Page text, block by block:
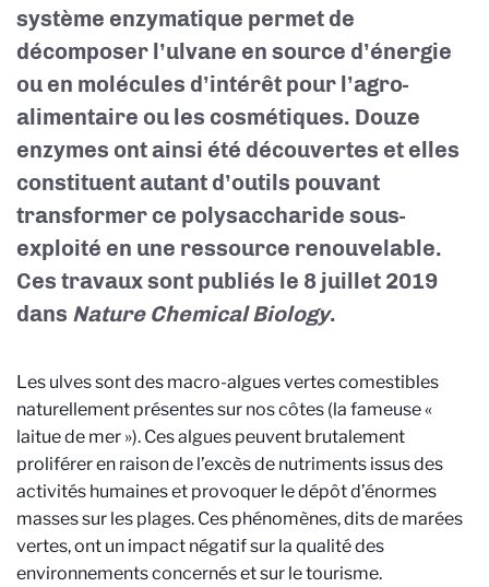
système enzymatique permet de
décomposer l’ulvane en source d’énergie
ou en molécules d’intérêt pour l’agro-
alimentaire ou les cosmétiques. Douze
enzymes ont ainsi été découvertes et elles
constituent autant d’outils pouvant
transformer ce polysaccharide sous-
exploité en une ressource renouvelable.
Ces travaux sont publiés le 8 juillet 2019
dans Nature Chemical Biology.
Les ulves sont des macro-algues vertes comestibles
naturellement présentes sur nos côtes (la fameuse «
laitue de mer »). Ces algues peuvent brutalement
proliférer en raison de l’excès de nutriments issus des
activités humaines et provoquer le dépôt d’énormes
masses sur les plages. Ces phénomènes, dits de marées
vertes, ont un impact négatif sur la qualité des
environnements concernés et sur le tourisme.